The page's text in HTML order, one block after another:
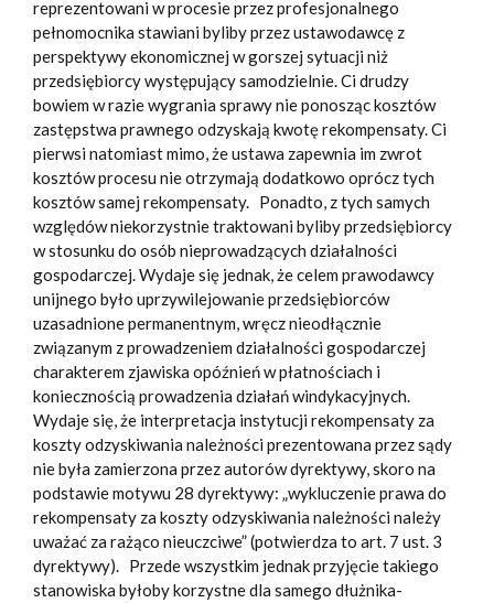
reprezentowani w procesie przez profesjonalnego
pełnomocnika stawiani byliby przez ustawodawcę z
perspektywy ekonomicznej w gorszej sytuacji niż
przedsiębiorcy występujący samodzielnie. Ci drudzy
bowiem w razie wygrania sprawy nie ponosząc kosztów
zastępstwa prawnego odzyskają kwotę rekompensaty. Ci
pierwsi natomiast mimo, że ustawa zapewnia im zwrot
kosztów procesu nie otrzymają dodatkowo oprócz tych
kosztów samej rekompensaty. Ponadto, z tych samych
względów niekorzystnie traktowani byliby przedsiębiorcy
w stosunku do osób nieprowadzących działalności
gospodarczej. Wydaje się jednak, że celem prawodawcy
unijnego było uprzywilejowanie przedsiębiorców
uzasadnione permanentnym, wręcz nieodłącznie
związanym z prowadzeniem działalności gospodarczej
charakterem zjawiska opóźnień w płatnościach i
koniecznością prowadzenia działań windykacyjnych.
Wydaje się, że interpretacja instytucji rekompensaty za
koszty odzyskiwania należności prezentowana przez sądy
nie była zamierzona przez autorów dyrektywy, skoro na
podstawie motywu 28 dyrektywy: „wykluczenie prawa do
rekompensaty za koszty odzyskiwania należności należy
uważać za rażąco nieuczciwe” (potwierdza to art. 7 ust. 3
dyrektywy). Przede wszystkim jednak przyjęcie takiego
stanowiska byłoby korzystne dla samego dłużnika-